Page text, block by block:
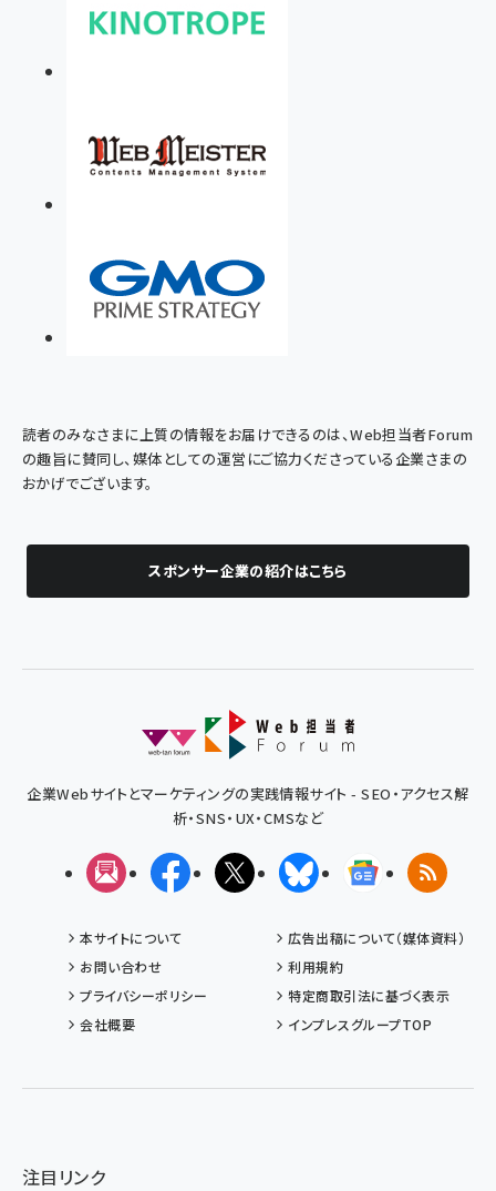
読者のみなさまに上質の情報をお届けできるのは、Web担当者Forum
の趣旨に賛同し、媒体としての運営にご協力くださっている企業さまの
おかげでございます。
スポンサー企業の紹介はこちら
企業Webサイトとマーケティングの実践情報サイト - SEO・アクセス解
析・SNS・UX・CMSなど
メルマガFacebookX(エックス)BlueskyGoogleニュ
RSS
本サイトについて
広告出稿について（媒体資料）
お問い合わせ
利用規約
プライバシーポリシー
特定商取引法に基づく表示
会社概要
インプレスグループTOP
注目リンク